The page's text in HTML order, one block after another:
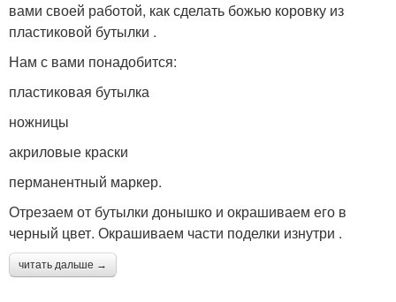
вами своей работой, как сделать божью коровку из
пластиковой бутылки .
Нам с вами понадобится:
пластиковая бутылка
ножницы
акриловые краски
перманентный маркер.
Отрезаем от бутылки донышко и окрашиваем его в
черный цвет. Окрашиваем части поделки изнутри .
читать дальше →